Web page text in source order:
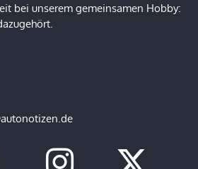
bei unserem gemeinsamen Hobby: